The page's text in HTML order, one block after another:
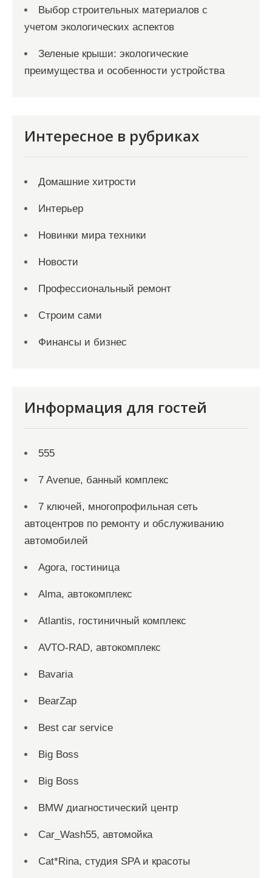
Выбор строительных материалов с
учетом экологических аспектов
Зеленые крыши: экологические
преимущества и особенности устройства
Интересное в рубриках
Домашние хитрости
Интерьер
Новинки мира техники
Новости
Профессиональный ремонт
Строим сами
Финансы и бизнес
Информация для гостей
555
7 Avenue, банный комплекс
7 ключей, многопрофильная сеть
автоцентров по ремонту и обслуживанию
автомобилей
Agora, гостиница
Alma, автокомплекс
Atlantis, гостиничный комплекс
AVTO-RAD, автокомплекс
Bavaria
BearZap
Best car service
Big Boss
Big Boss
BMW диагностический центр
Car_Wash55, автомойка
Cat*Rina, студия SPA и красоты